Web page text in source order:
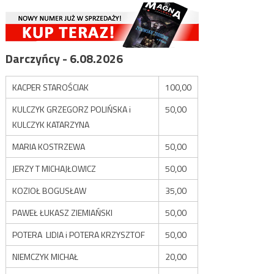
Darczyńcy - 6.08.2026
KACPER STAROŚCIAK
100,00
KULCZYK GRZEGORZ POLIŃSKA i
KULCZYK KATARZYNA
50,00
MARIA KOSTRZEWA
50,00
JERZY T MICHAJŁOWICZ
50,00
KOZIOŁ BOGUSŁAW
35,00
PAWEŁ ŁUKASZ ZIEMIAŃSKI
50,00
POTERA LIDIA i POTERA KRZYSZTOF
50,00
NIEMCZYK MICHAŁ
20,00